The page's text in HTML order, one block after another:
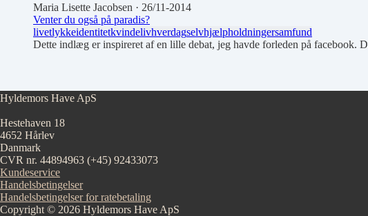
Maria Lisette Jacobsen · 26/11-2014
Venter du også på paradis?
livetlykkeidentitetkvindelivhverdagselvhjælpholdningersamfund
Dette indlæg er inspireret af en lille debat, jeg havde forleden på
Hyldemors Have ApS
Hestehaven 18
4652 Hårlev
Danmark
CVR nr. 44894963 (+45) 92433073
Kundeservice
Handelsbetingelser
Handelsbetingelser for ratebetaling
Copyright © 2026 Hyldemors Have ApS